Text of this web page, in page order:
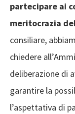
partecipare ai
meritocrazia
consiliare,
chiedere
deliberazione di
garantire la
l’aspettativa di